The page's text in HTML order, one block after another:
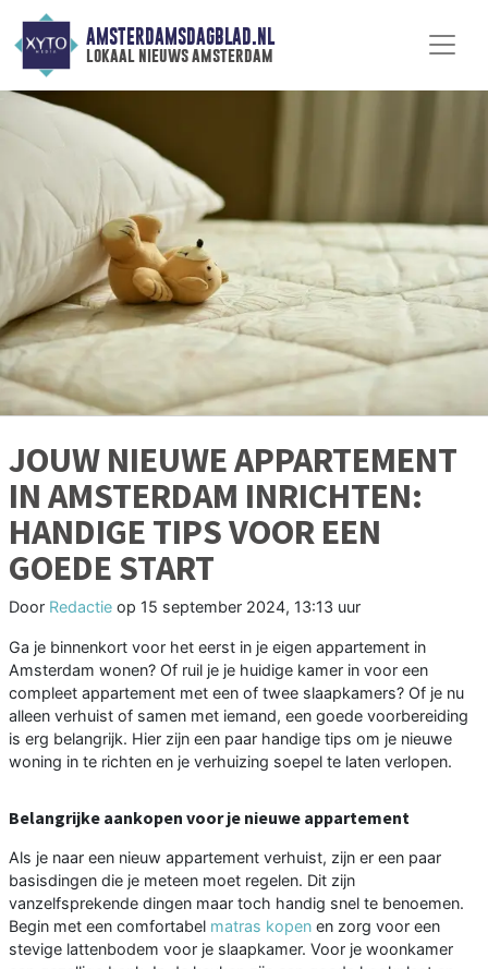
AMSTERDAMSDAGBLAD.NL
lokaal nieuws amsterdam
JOUW NIEUWE APPARTEMENT
IN AMSTERDAM INRICHTEN:
HANDIGE TIPS VOOR EEN
GOEDE START
Door Redactie op 15 september 2024, 13:13 uur
Ga je binnenkort voor het eerst in je eigen appartement in
Amsterdam wonen? Of ruil je je huidige kamer in voor een
compleet appartement met een of twee slaapkamers? Of je nu
alleen verhuist of samen met iemand, een goede voorbereiding
is erg belangrijk. Hier zijn een paar handige tips om je nieuwe
woning in te richten en je verhuizing soepel te laten verlopen.
Belangrijke aankopen voor je nieuwe appartement
Als je naar een nieuw appartement verhuist, zijn er een paar
basisdingen die je meteen moet regelen. Dit zijn
vanzelfsprekende dingen maar toch handig snel te benoemen.
Begin met een comfortabel matras kopen en zorg voor een
stevige lattenbodem voor je slaapkamer. Voor je woonkamer